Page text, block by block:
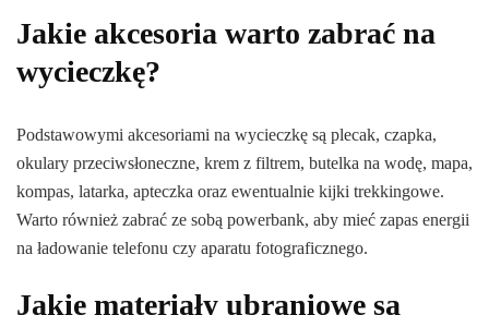
Jakie akcesoria warto zabrać na
wycieczkę?
Podstawowymi akcesoriami na wycieczkę są plecak, czapka,
okulary przeciwsłoneczne, krem z filtrem, butelka na wodę, mapa,
kompas, latarka, apteczka oraz ewentualnie kijki trekkingowe.
Warto również zabrać ze sobą powerbank, aby mieć zapas energii
na ładowanie telefonu czy aparatu fotograficznego.
Jakie materiały ubraniowe są